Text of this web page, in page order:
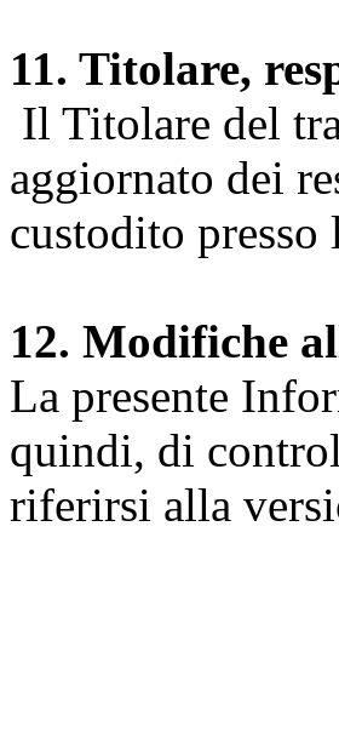
11. Titolare,
Il Titolare del
aggiornato dei
custodito presso
12. Modifiche
La presente
quindi, di
riferirsi alla